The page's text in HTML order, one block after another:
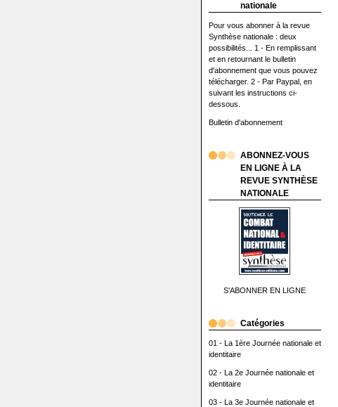
nationale
Pour vous abonner à la revue
Synthèse nationale : deux
possibilités... 1 - En remplissant
et en retournant le bulletin
d'abonnement que vous pouvez
télécharger. 2 - Par Paypal, en
suivant les instructions ci-
dessous.
Bulletin d'abonnement
ABONNEZ-VOUS
EN LIGNE À LA
REVUE SYNTHÈSE
NATIONALE
S'ABONNER EN LIGNE
Catégories
01 - La 1ère Journée nationale et
identitaire
02 - La 2e Journée nationale et
identitaire
03 - La 3e Journée nationale et